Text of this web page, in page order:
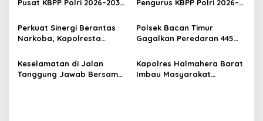
i
g
a
t
i
Pusat KBPP Polri 2026–2031,
Organisasi Nasional
Pengurus KBPP Polri 2026–
dan Berdaya Saing
Perkuat Sinergi Berantas
Narkoba, Kapolresta
Silaturahmi Kepala BNN
Provinsi Maluku Utara
Polsek Bacan Timur
Gagalkan Peredaran 445
Siap Edar
Keselamatan di Jalan
Tanggung Jawab Bersama,
Kapolres Halmahera Barat
Imbau Masyarakat